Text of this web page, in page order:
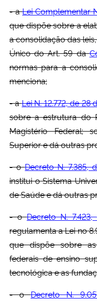
- aLei Complementar
que dispõe sobre a
a consolidação das
Único do Art. 59 da
normas para a
menciona;
- aLei N. 12.772, de
sobre a estrutura do
Magistério Federal;
Superior e dá outras
- oDecreto N. 7.385,
institui o Sistema
de Saúde e dá outras
- oDecreto N.
regulamenta a Lei no
que dispõe sobre
federais de ensino
tecnológica e as
- oDecreto N.